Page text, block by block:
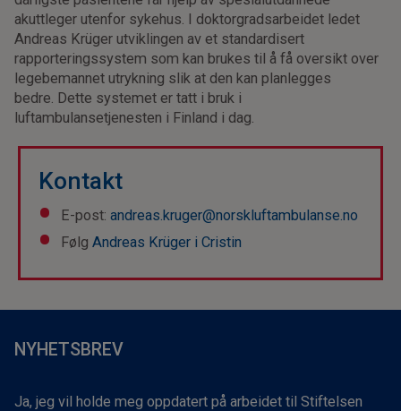
akuttleger utenfor sykehus. I doktorgradsarbeidet ledet
Andreas Krüger utviklingen av et standardisert
rapporteringssystem som kan brukes til å få oversikt over
legebemannet utrykning slik at den kan planlegges
bedre. Dette systemet er tatt i bruk i
luftambulansetjenesten i Finland i dag.
Kontakt
E-post: andreas.kruger@norskluftambulanse.no
Følg Andreas Krüger i Cristin
NYHETSBREV
Ja, jeg vil holde meg oppdatert på arbeidet til Stiftelsen